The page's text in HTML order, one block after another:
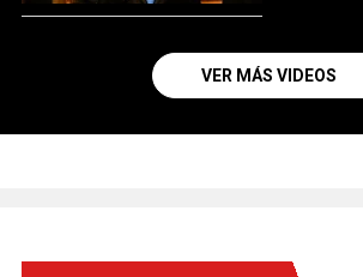
VER MÁS VIDEOS